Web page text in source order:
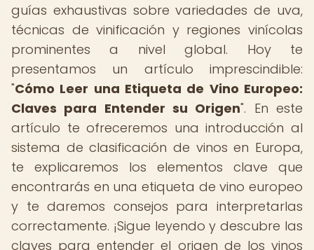
guías exhaustivas sobre variedades de uva,
técnicas de vinificación y regiones vinícolas
prominentes a nivel global. Hoy te
presentamos un artículo imprescindible:
"Cómo Leer una Etiqueta de Vino Europeo:
Claves para Entender su Origen". En este
artículo te ofreceremos una introducción al
sistema de clasificación de vinos en Europa,
te explicaremos los elementos clave que
encontrarás en una etiqueta de vino europeo
y te daremos consejos para interpretarlas
correctamente. ¡Sigue leyendo y descubre las
claves para entender el origen de los vinos